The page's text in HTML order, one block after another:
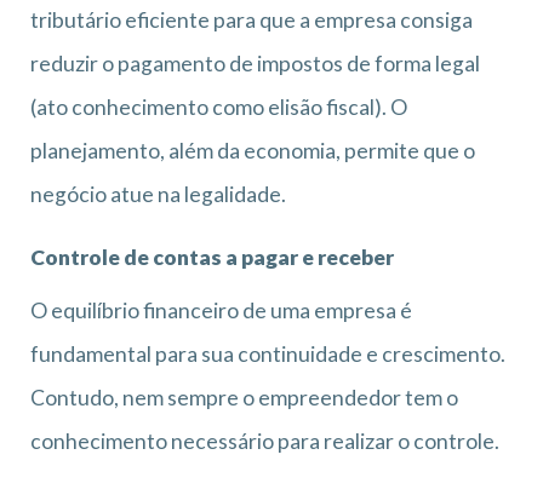
tributário eficiente para que a empresa consiga
reduzir o pagamento de impostos de forma legal
(ato conhecimento como elisão fiscal). O
planejamento, além da economia, permite que o
negócio atue na legalidade.
Controle de contas a pagar e receber
O equilíbrio financeiro de uma empresa é
fundamental para sua continuidade e crescimento.
Contudo, nem sempre o empreendedor tem o
conhecimento necessário para realizar o controle.